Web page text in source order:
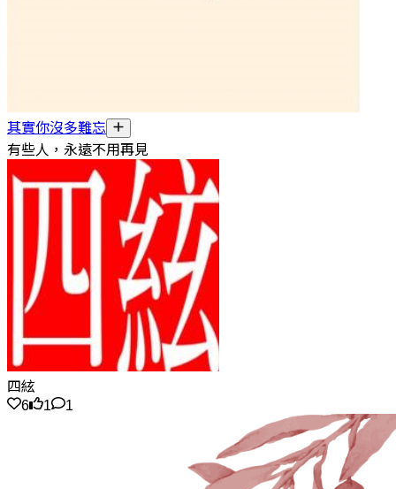
其實你沒多難忘
有些人，永遠不用再見
四絃
6
1 1